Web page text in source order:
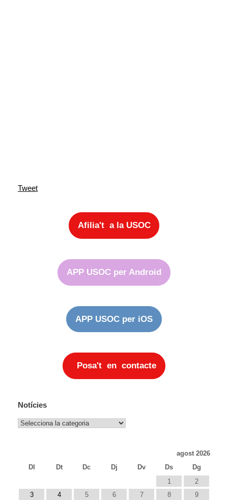
Tweet
Afilia't a la USOC
APP USOC per Android
APP USOC per iOS
Posa't en contacte
Notícies
Notícies
agost 2026
Dl
Dt Dc Dj Dv Ds
Dg
1
2
3
4 5 6 7 8
9